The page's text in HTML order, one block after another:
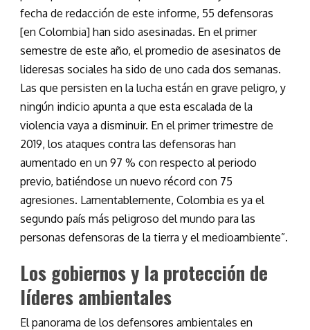
fecha de redacción de este informe, 55 defensoras
[en Colombia] han sido asesinadas. En el primer
semestre de este año, el promedio de asesinatos de
lideresas sociales ha sido de uno cada dos semanas.
Las que persisten en la lucha están en grave peligro, y
ningún indicio apunta a que esta escalada de la
violencia vaya a disminuir. En el primer trimestre de
2019, los ataques contra las defensoras han
aumentado en un 97 % con respecto al periodo
previo, batiéndose un nuevo récord con 75
agresiones. Lamentablemente, Colombia es ya el
segundo país más peligroso del mundo para las
personas defensoras de la tierra y el medioambiente”.
Los gobiernos y la protección de
líderes ambientales
El panorama de los defensores ambientales en